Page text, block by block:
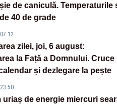
de caniculă. Temperaturile
40 de grade
zilei, joi, 6 august:
la Față a Domnului. Cruce
și dezlegare la pește
uriaș de energie miercuri